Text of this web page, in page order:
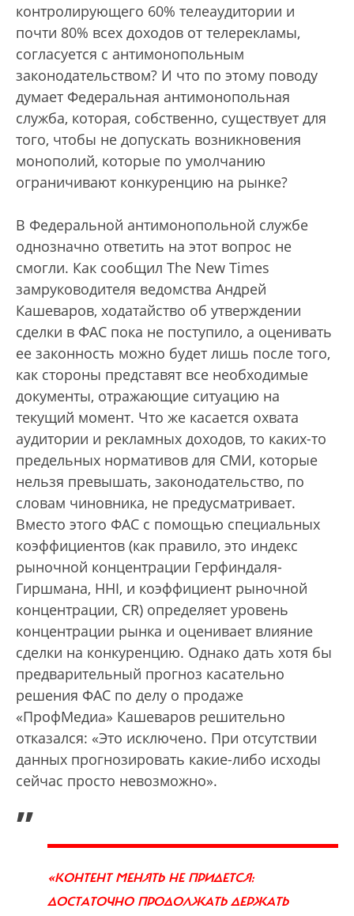
контролирующего 60% телеаудитории и
почти 80% всех доходов от телерекламы,
согласуется с антимонопольным
законодательством? И что по этому поводу
думает Федеральная антимонопольная
служба, которая, собственно, существует для
того, чтобы не допускать возникновения
монополий, которые по умолчанию
ограничивают конкуренцию на рынке?
В Федеральной антимонопольной службе
однозначно ответить на этот вопрос не
смогли. Как сообщил The New Times
замруководителя ведомства Андрей
Кашеваров, ходатайство об утверждении
сделки в ФАС пока не поступило, а оценивать
ее законность можно будет лишь после того,
как стороны представят все необходимые
документы, отражающие ситуацию на
текущий момент. Что же касается охвата
аудитории и рекламных доходов, то каких-то
предельных нормативов для СМИ, которые
нельзя превышать, законодательство, по
словам чиновника, не предусматривает.
Вместо этого ФАС с помощью специальных
коэффициентов (как правило, это индекс
рыночной концентрации Герфиндаля-
Гиршмана, HHI, и коэффициент рыночной
концентрации, CR) определяет уровень
концентрации рынка и оценивает влияние
сделки на конкуренцию. Однако дать хотя бы
предварительный прогноз касательно
решения ФАС по делу о продаже
«ПрофМедиа» Кашеваров решительно
отказался: «Это исключено. При отсутствии
данных прогнозировать какие-либо исходы
сейчас просто невозможно».
„
«КОНТЕНТ МЕНЯТЬ НЕ ПРИДЕТСЯ:
ДОСТАТОЧНО ПРОДОЛЖАТЬ ДЕРЖАТЬ